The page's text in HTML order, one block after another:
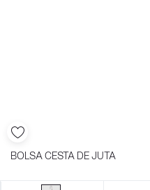
BOLSA CESTA DE JUTA